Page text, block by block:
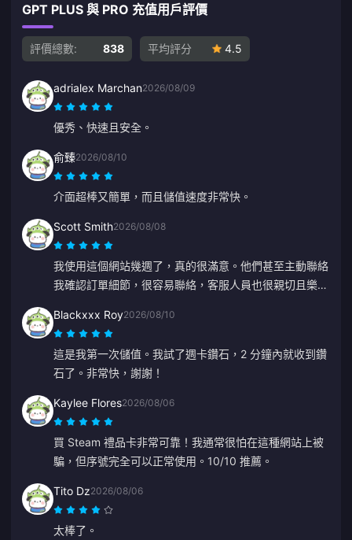
GPT PLUS 與 PRO 充值用戶評價
評價總數: 838 平均評分 4.5
adrialex Marchan2026/08/09
優秀、快速且安全。
俞臻2026/08/10
介面超棒又簡單，而且儲值速度非常快。
Scott Smith2026/08/08
我使用這個網站幾週了，真的很滿意。他們甚至主動聯絡
我確認訂單細節，很容易聯絡，客服人員也很親切且樂於
Blackxxx Roy2026/08/10
這是我第一次儲值。我試了週卡鑽石，2 分鐘內就收到鑽
石了。非常快，謝謝！
Kaylee Flores2026/08/06
買 Steam 禮品卡非常可靠！我通常很怕在這種網站上被
騙，但序號完全可以正常使用。10/10 推薦。
Tito Dz2026/08/06
太棒了。